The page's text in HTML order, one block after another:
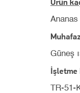
Ananas
Güneş
İşletme
TR-